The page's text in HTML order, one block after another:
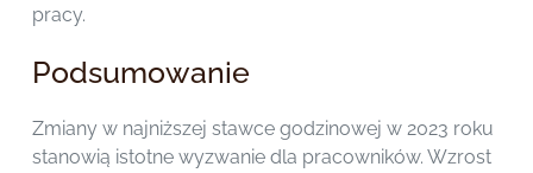
pracy.
Podsumowanie
Zmiany w najniższej stawce godzinowej w 2023 roku
stanowią istotne wyzwanie dla pracowników. Wzrost